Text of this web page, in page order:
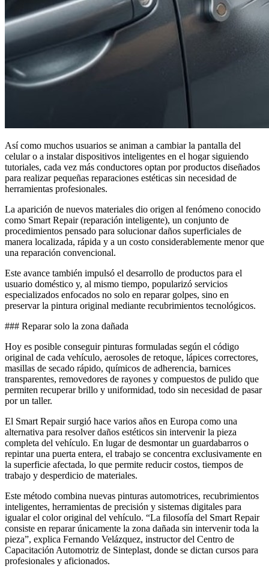
Así como muchos usuarios se animan a cambiar la pantalla del
celular o a instalar dispositivos inteligentes en el hogar siguiendo
tutoriales, cada vez más conductores optan por productos diseñados
para realizar pequeñas reparaciones estéticas sin necesidad de
herramientas profesionales.
La aparición de nuevos materiales dio origen al fenómeno conocido
como Smart Repair (reparación inteligente), un conjunto de
procedimientos pensado para solucionar daños superficiales de
manera localizada, rápida y a un costo considerablemente menor que
una reparación convencional.
Este avance también impulsó el desarrollo de productos para el
usuario doméstico y, al mismo tiempo, popularizó servicios
especializados enfocados no solo en reparar golpes, sino en
preservar la pintura original mediante recubrimientos tecnológicos.
### Reparar solo la zona dañada
Hoy es posible conseguir pinturas formuladas según el código
original de cada vehículo, aerosoles de retoque, lápices correctores,
masillas de secado rápido, químicos de adherencia, barnices
transparentes, removedores de rayones y compuestos de pulido que
permiten recuperar brillo y uniformidad, todo sin necesidad de pasar
por un taller.
El Smart Repair surgió hace varios años en Europa como una
alternativa para resolver daños estéticos sin intervenir la pieza
completa del vehículo. En lugar de desmontar un guardabarros o
repintar una puerta entera, el trabajo se concentra exclusivamente en
la superficie afectada, lo que permite reducir costos, tiempos de
trabajo y desperdicio de materiales.
Este método combina nuevas pinturas automotrices, recubrimientos
inteligentes, herramientas de precisión y sistemas digitales para
igualar el color original del vehículo. “La filosofía del Smart Repair
consiste en reparar únicamente la zona dañada sin intervenir toda la
pieza”, explica Fernando Velázquez, instructor del Centro de
Capacitación Automotriz de Sinteplast, donde se dictan cursos para
profesionales y aficionados.